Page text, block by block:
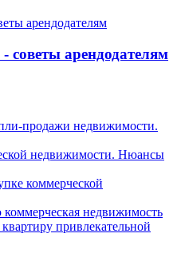
советы арендодателям
продажи недвижимости.
недвижимости. Нюансы
коммерческой
недвижимость
привлекательной